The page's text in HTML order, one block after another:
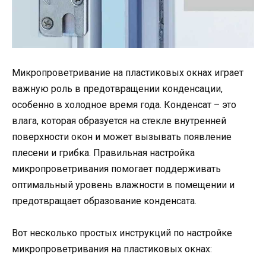
Микропроветривание на пластиковых окнах играет
важную роль в предотвращении конденсации,
особенно в холодное время года. Конденсат – это
влага, которая образуется на стекле внутренней
поверхности окон и может вызывать появление
плесени и грибка. Правильная настройка
микропроветривания помогает поддерживать
оптимальный уровень влажности в помещении и
предотвращает образование конденсата.
Вот несколько простых инструкций по настройке
микропроветривания на пластиковых окнах: